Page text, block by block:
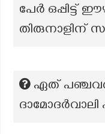
പേർ ഒപ്പിട്ട്
തിരുനാളിന്
ഏത്
ദാമോദർവാലി